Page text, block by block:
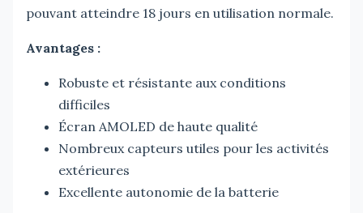
pouvant atteindre 18 jours en utilisation normale.
Avantages :
Robuste et résistante aux conditions
difficiles
Écran AMOLED de haute qualité
Nombreux capteurs utiles pour les activités
extérieures
Excellente autonomie de la batterie